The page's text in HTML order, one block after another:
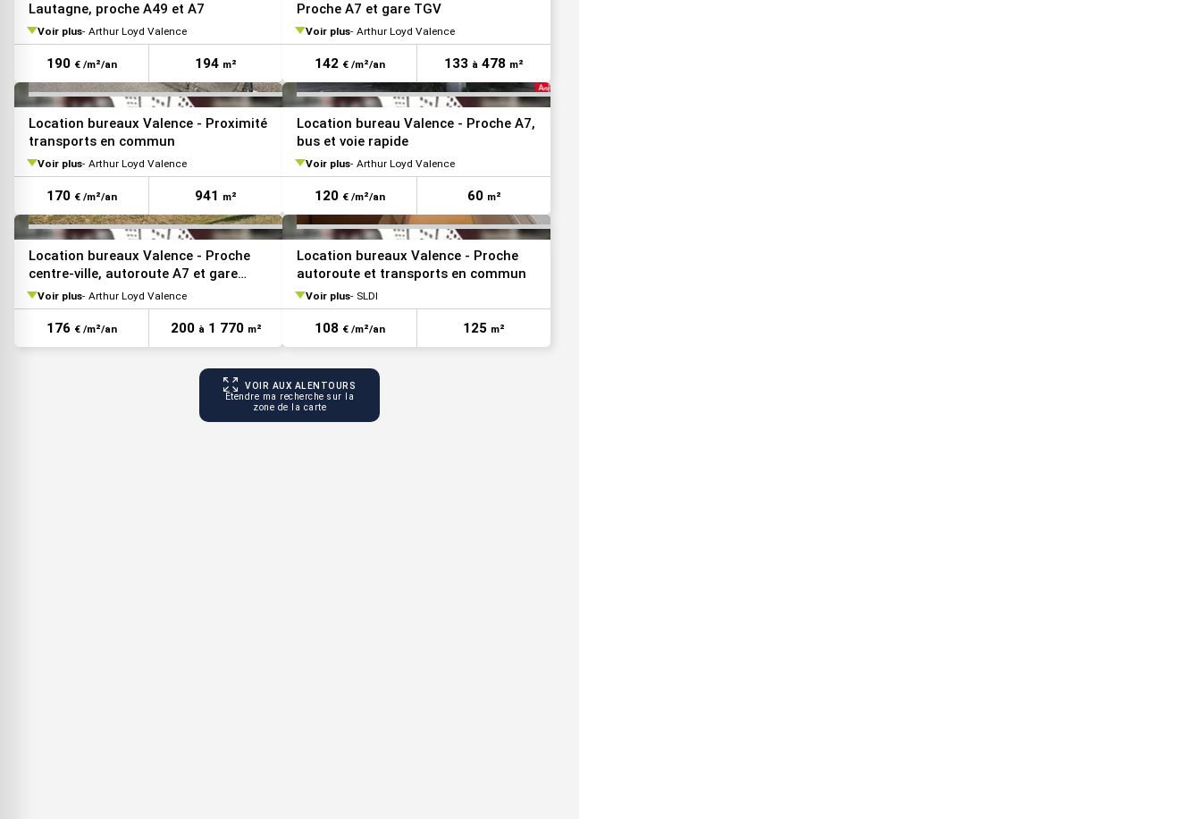
Lautagne, proche A49 et A7
Voir plus Arthur Loyd Valence
190 € /m²/an 194 m²
Proche A7 et gare TGV
Voir plus Arthur Loyd Valence
142 € /m²/an 133 à 478 m²
Location bureaux Valence - Proximité
transports en commun
Voir plus Arthur Loyd Valence
170 € /m²/an 941 m²
Location bureau Valence - Proche A7,
bus et voie rapide
Voir plus Arthur Loyd Valence
120 € /m²/an 60 m²
VOIR TOUTES LES PHOTOS
Location bureaux Valence - Proche
centre-ville, autoroute A7 et gare
TGV
Voir plus Arthur Loyd Valence
176 € /m²/an 200 à1 770 m²
VOIR TOUTES LES PHOTOS
Location bureaux Valence - Proche
autoroute et transports en commun
Voir plus SLDI
108 € /m²/an 125 m²
VOIR AUX ALENTOURS
Étendre ma recherche sur la
zone de la carte